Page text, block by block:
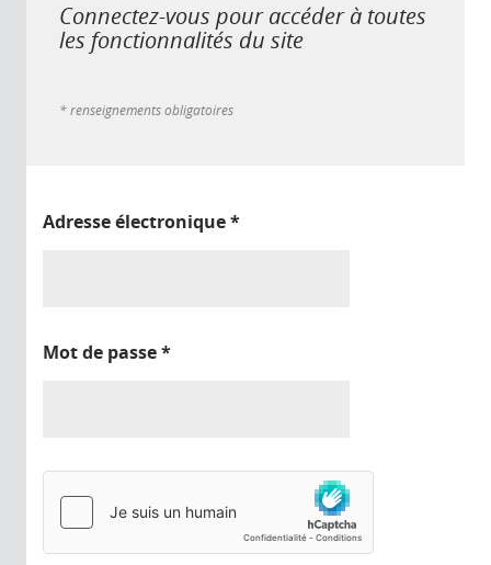
Connectez-vous pour accéder à toutes
les fonctionnalités du site
* renseignements obligatoires
Adresse électronique*
Mot de passe*